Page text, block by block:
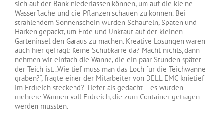
sich auf der Bank niederlassen können, um auf die kleine
Wasserfläche und die Pflanzen schauen zu können. Bei
strahlendem Sonnenschein wurden Schaufeln, Spaten und
Harken gepackt, um Erde und Unkraut auf der kleinen
Garteninsel den Garaus zu machen. Kreative Lösungen waren
auch hier gefragt: Keine Schubkarre da? Macht nichts, dann
nehmen wir einfach die Wanne, die ein paar Stunden später
der Teich ist. „Wie tief muss man das Loch für die Teichwanne
graben?“, fragte einer der Mitarbeiter von DELL EMC knietief
im Erdreich steckend? Tiefer als gedacht – es wurden
mehrere Wannen voll Erdreich, die zum Container getragen
werden mussten.